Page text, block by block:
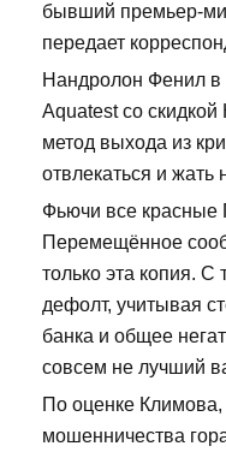
бывший премьер-
передает
Нандролон Фенил в
Aquatest со
метод выхода из
отвлекаться и жать
Фьючи все красные
Перемещённое
только эта копия. С
дефолт, учитывая
банка и общее
совсем не лучший
По оценке
мошенничества